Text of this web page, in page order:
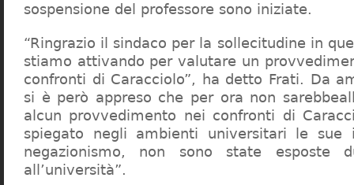
sospensione del professore sono iniziate.
“Ringrazio il sindaco per la sollecitudine in
stiamo attivando per valutare un
confronti di Caracciolo”, ha detto Frati. Da
si è però appreso che per ora non
alcun provvedimento nei confronti di
spiegato negli ambienti universitari le sue
negazionismo, non sono state esposte
all’università”.